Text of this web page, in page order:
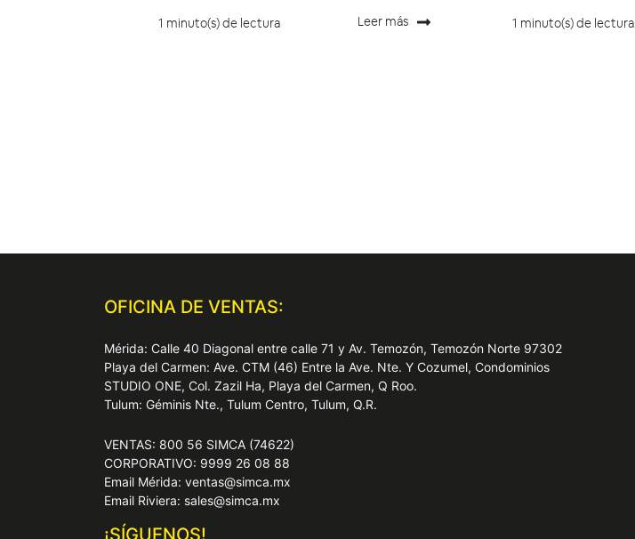
1 minuto(s) de lectura Leer más 1 minuto(s) de lectura
OFICINA DE VENTAS:
Mérida: Calle 40 Diagonal entre calle 71 y Av. Temozón, Temozón Norte 97302
Playa del Carmen: Ave. CTM (46) Entre la Ave. Nte. Y Cozumel, Condominios
STUDIO ONE, Col. Zazil Ha, Playa del Carmen, Q Roo.
Tulum: Géminis Nte., Tulum Centro, Tulum, Q.R.
VENTAS: 800 56 SIMCA (74622)
CORPORATIVO: 9999 26 08 88
Email Mérida: ventas@simca.mx
Email Riviera: sales@simca.mx
¡SÍGUENOS!